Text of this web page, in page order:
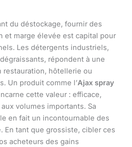
du déstockage, fournir des
et marge élevée est capital pour
Les détergents industriels,
répondent à une
restauration, hôtellerie ou
Un produit comme l’Ajax spray
cette valeur : efficace,
volumes importants. Sa
en fait un incontournable des
En tant que grossiste, cibler ces
acheteurs des gains